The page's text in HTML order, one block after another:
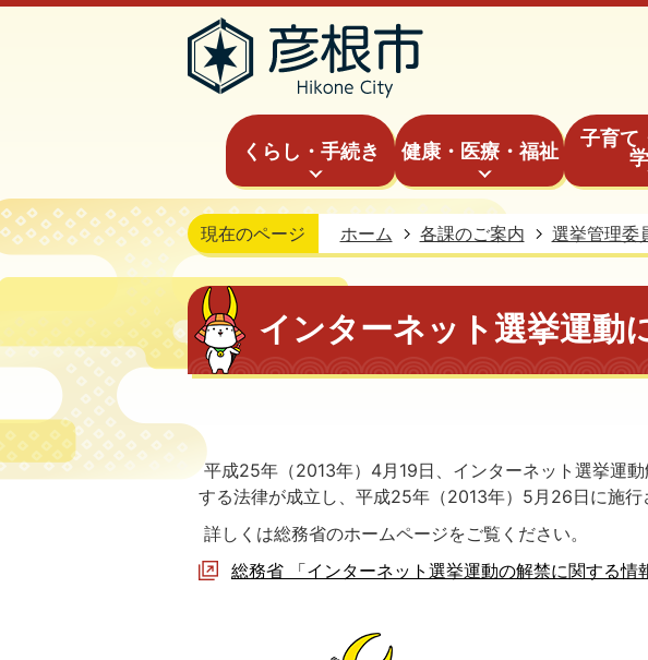
くらし・手続き 健康・医療・福祉
子育て
現在のページ ホーム 各課のご案内 選挙管理委
インターネット選挙運動
平成25年（2013年）4月19日、インターネット選挙運
する法律が成立し、平成25年（2013年）5月26日に施行
詳しくは総務省のホームページをご覧ください。
総務省 「インターネット選挙運動の解禁に関する情